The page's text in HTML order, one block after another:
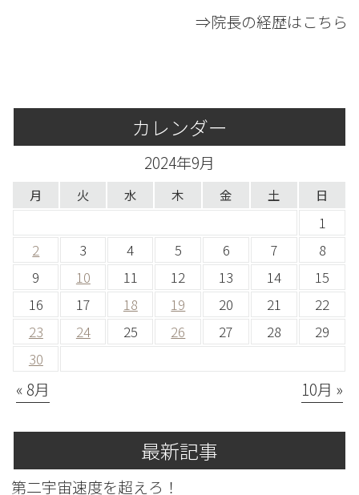
⇒院長の経歴はこちら
カレンダー
2024年9月
月 火 水 木 金 土 日
1
2
3 4 5 6 7
8
9
10 11 12 13 14
15
16
17 18 19 20 21
22
23
24 25 26 27 28
29
30
« 8月 10月 »
最新記事
第二宇宙速度を超えろ！